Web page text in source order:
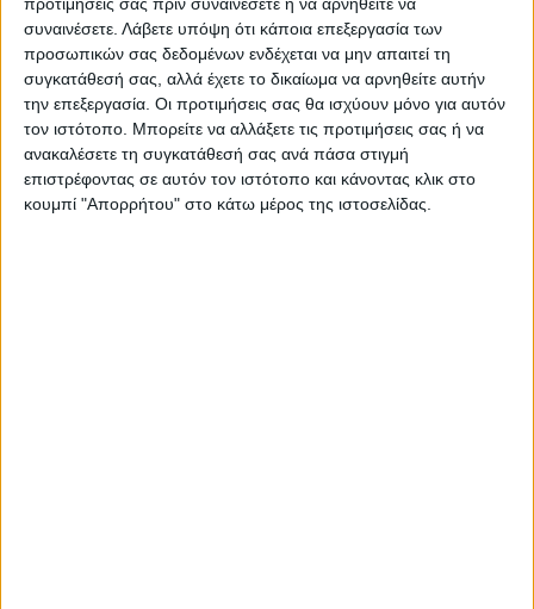
συναινέσετε. Λάβετε υπόψη ότι κάποια επεξεργασία των
προσωπικών σας δεδομένων ενδέχεται να μην απαιτεί τη
συγκατάθεσή σας, αλλά έχετε το δικαίωμα να αρνηθείτε αυτήν
την επεξεργασία. Οι προτιμήσεις σας θα ισχύουν μόνο για αυτόν
τον ιστότοπο. Μπορείτε να αλλάξετε τις προτιμήσεις σας ή να
ανακαλέσετε τη συγκατάθεσή σας ανά πάσα στιγμή
επιστρέφοντας σε αυτόν τον ιστότοπο και κάνοντας κλικ στο
κουμπί "Απορρήτου" στο κάτω μέρος της ιστοσελίδας.
ΠΡΟΗΓΟΥΜΕΝΟ ΑΡΘΡΟ
Δήμος Λ. Πλαστήρα: Πρόταση
χρηματοδότησης για
αισθητικές αναπλάσεις σε 11
οικισμούς
ΕΠΟΜΕΝΟ ΑΡΘΡΟ
Το «χρυσό» γκολ του
Ζυγκερίδη (video)